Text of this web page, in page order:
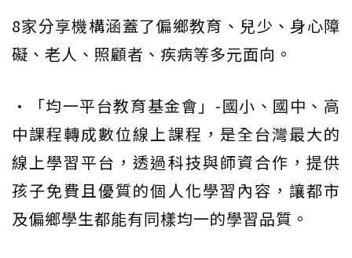
8家分享機構涵蓋了偏鄉教育、兒少、身心障
礙、老人、照顧者、疾病等多元面向。
•「均一平台教育基金會」-國小、國中、高
中課程轉成數位線上課程，是全台灣最大的
線上學習平台，透過科技與師資合作，提供
孩子免費且優質的個人化學習內容，讓都市
及偏鄉學生都能有同樣均一的學習品質。